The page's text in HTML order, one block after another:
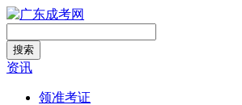
搜索
资讯
领准考证